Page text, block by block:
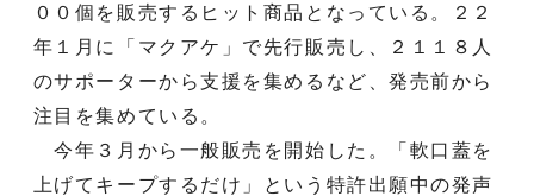
００個を販売するヒット商品となっている。２２
年１月に「マクアケ」で先行販売し、２１１８人
のサポーターから支援を集めるなど、発売前から
注目を集めている。
今年３月から一般販売を開始した。「軟口蓋を
上げてキープするだけ」という特許出願中の発声